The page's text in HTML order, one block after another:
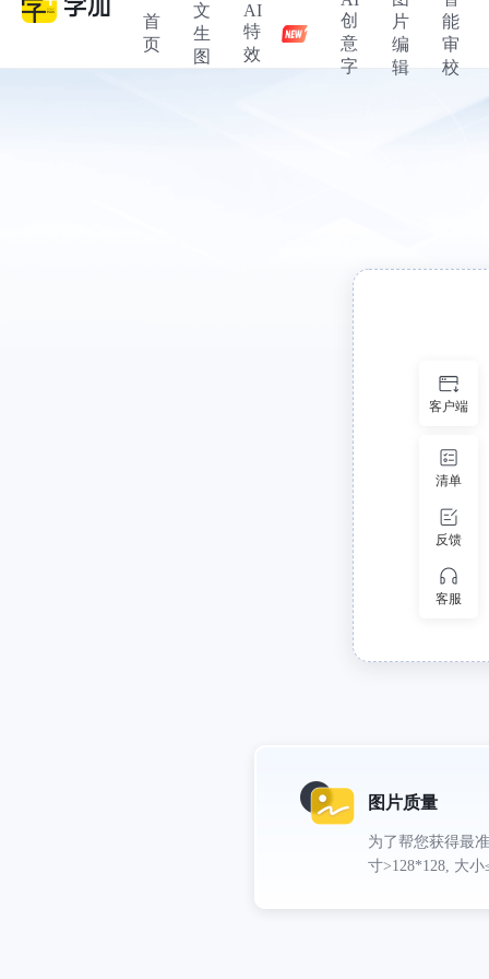
首
页
文
生
图
AI
特
效
创
意
字
片
编
辑
能
审
校
客户端
清单
反馈
客服
图片质量
为了帮您获得最
寸>128*128, 大小